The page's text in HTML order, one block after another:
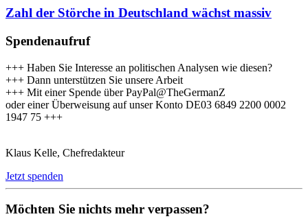
Zahl der Störche in Deutschland wächst massiv
Spendenaufruf
+++ Haben Sie Interesse an politischen Analysen wie diesen?
+++ Dann unterstützen Sie unsere Arbeit
+++ Mit einer Spende über PayPal@TheGermanZ
oder einer Überweisung auf unser Konto DE03 6849 2200 0002
1947 75 +++
Klaus Kelle, Chefredakteur
Jetzt spenden
Möchten Sie nichts mehr verpassen?